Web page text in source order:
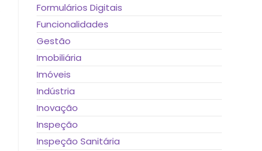
Formulários Digitais
Funcionalidades
Gestão
Imobiliária
Imóveis
Indústria
Inovação
Inspeção
Inspeção Sanitária